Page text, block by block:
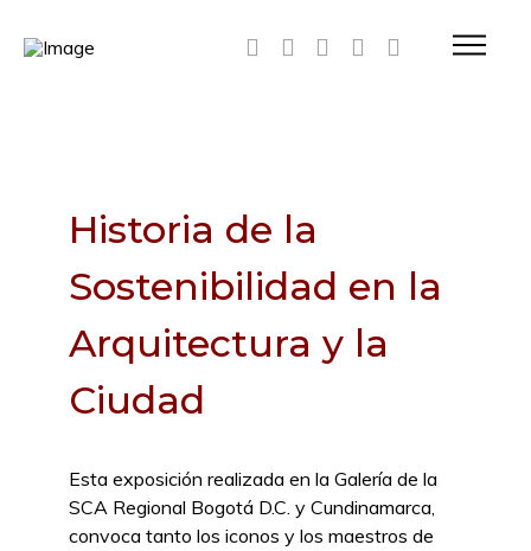
Historia de la
Sostenibilidad en la
Arquitectura y la
Ciudad
Esta exposición realizada en la Galería de la
SCA Regional Bogotá D.C. y Cundinamarca,
convoca tanto los iconos y los maestros de